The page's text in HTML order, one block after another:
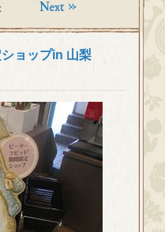
ョップin 山梨